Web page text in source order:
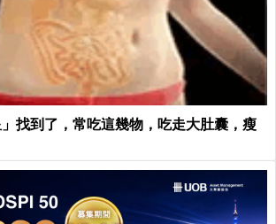
找到了，常吃這幾物，吃走大肚囊，瘦